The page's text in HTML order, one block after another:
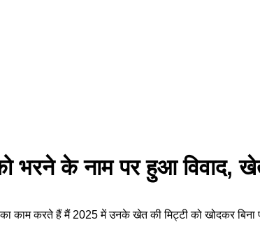
भरने के नाम पर हुआ विवाद,
का काम करते हैं मैं 2025 में उनके खेत की मिट्टी को खोदकर